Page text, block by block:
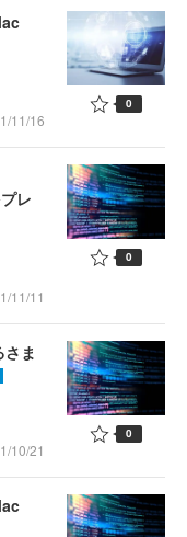
11/16
0
レ
11/11
0
ま
10/21
0